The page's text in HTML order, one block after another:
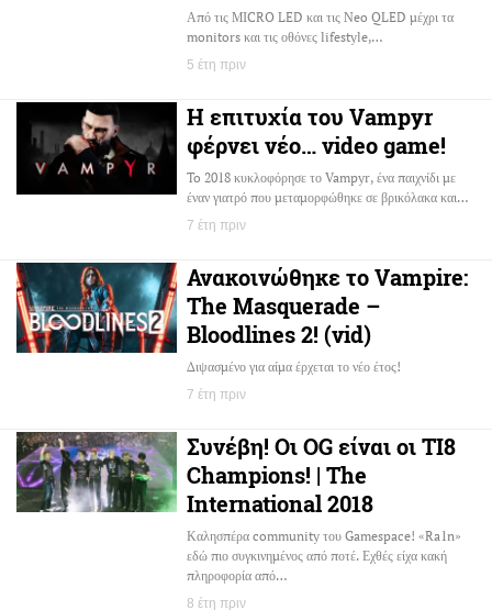
Από τις MICRO LED και τις Neo QLED μέχρι τα
monitors και τις οθόνες lifestyle,…
5 έτη πριν
Η επιτυχία του Vampyr
φέρνει νέο… video game!
To 2018 κυκλοφόρησε το Vampyr, ένα παιχνίδι με
έναν γιατρό που μεταμορφώθηκε σε βρικόλακα και…
7 έτη πριν
Ανακοινώθηκε το Vampire:
The Masquerade –
Bloodlines 2! (vid)
Διψασμένο για αίμα έρχεται το νέο έτος!
7 έτη πριν
Συνέβη! Οι OG είναι οι TI8
Champions! | The
International 2018
Καλησπέρα community του Gamespace! «Ra1n»
εδώ πιο συγκινημένος από ποτέ. Εχθές είχα κακή
πληροφορία από…
8 έτη πριν